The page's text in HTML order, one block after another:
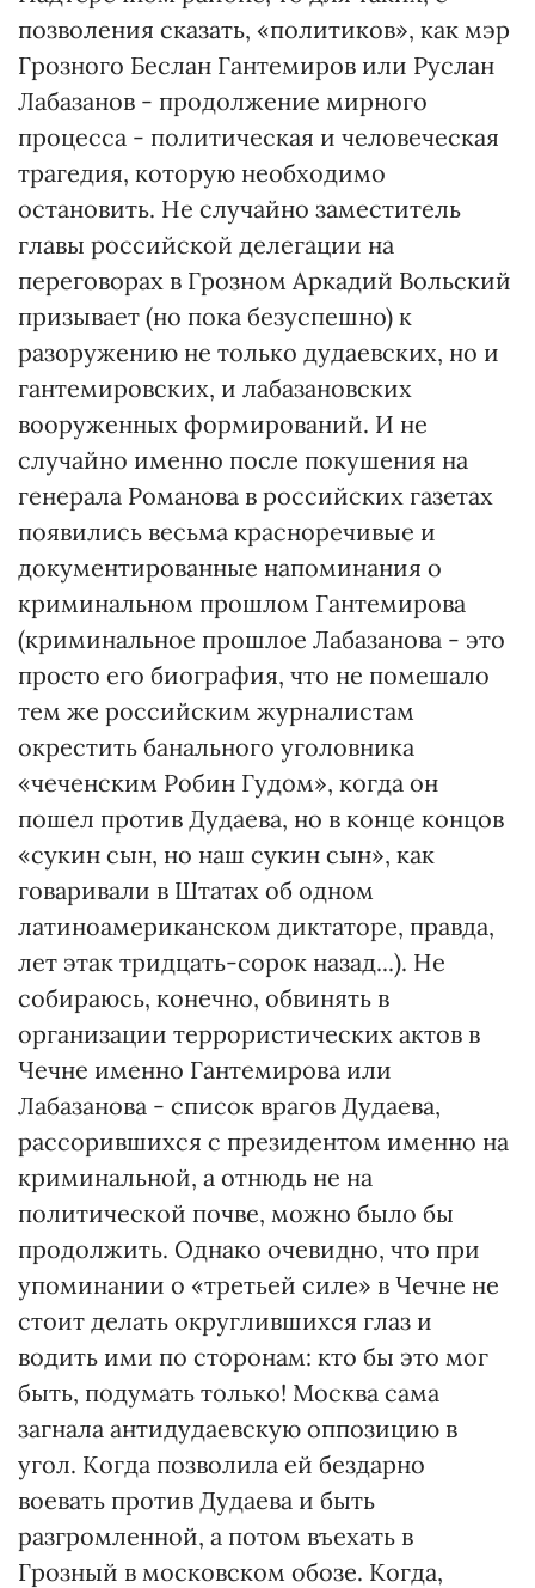
позволения сказать, «политиков», как мэр
Грозного Беслан Гантемиров или Руслан
Лабазанов - продолжение мирного
процесса - политическая и человеческая
трагедия, которую необходимо
остановить. Не случайно заместитель
главы российской делегации на
переговорах в Грозном Аркадий Вольский
призывает (но пока безуспешно) к
разоружению не только дудаевских, но и
гантемировских, и лабазановских
вооруженных формирований. И не
случайно именно после покушения на
генерала Романова в российских газетах
появились весьма красноречивые и
документированные напоминания о
криминальном прошлом Гантемирова
(криминальное прошлое Лабазанова - это
просто его биография, что не помешало
тем же российским журналистам
окрестить банального уголовника
«чеченским Робин Гудом», когда он
пошел против Дудаева, но в конце концов
«сукин сын, но наш сукин сын», как
говаривали в Штатах об одном
латиноамериканском диктаторе, правда,
лет этак тридцать-сорок назад...). Не
собираюсь, конечно, обвинять в
организации террористических актов в
Чечне именно Гантемирова или
Лабазанова - список врагов Дудаева,
рассорившихся с президентом именно на
криминальной, а отнюдь не на
политической почве, можно было бы
продолжить. Однако очевидно, что при
упоминании о «третьей силе» в Чечне не
стоит делать округлившихся глаз и
водить ими по сторонам: кто бы это мог
быть, подумать только! Москва сама
загнала антидудаевскую оппозицию в
угол. Когда позволила ей бездарно
воевать против Дудаева и быть
разгромленной, а потом въехать в
Грозный в московском обозе. Когда,